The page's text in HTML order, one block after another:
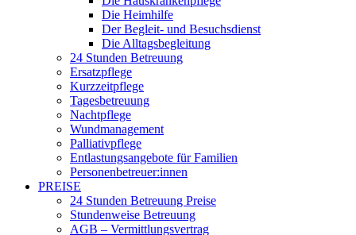
Die Heimhilfe
Der Begleit- und Besuchsdienst
Die Alltagsbegleitung
24 Stunden Betreuung
Ersatzpflege
Kurzzeitpflege
Tagesbetreuung
Nachtpflege
Wundmanagement
Palliativpflege
Entlastungsangebote für Familien
Personenbetreuer:innen
PREISE
24 Stunden Betreuung Preise
Stundenweise Betreuung
AGB – Vermittlungsvertrag